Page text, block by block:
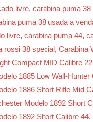
livre, carabina puma 38
puma 38 usada a
livre, carabina puma 44,
rossi 38 special, Carabina
Compact MID Calibre
1885 Low Wall-Hunter
1886 Short Rifle Mid
Modelo 1892 Short
1892 Short Calibre 44,